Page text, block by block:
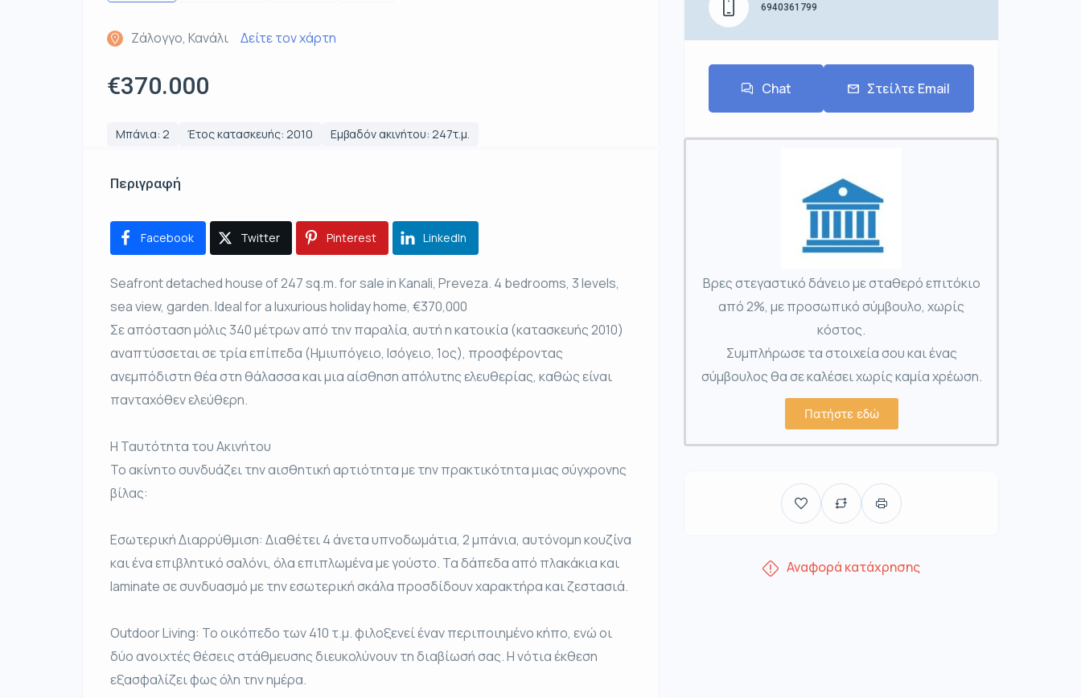
Ζάλογγο, Κανάλι Δείτε τον χάρτη
€370.000
Μπάνια: 2 Έτος κατασκευής: 2010 Εμβαδόν ακινήτου: 247τ.μ.
Περιγραφή
Facebook Twitter Pinterest LinkedIn
Seafront detached house of 247 sq.m. for sale in Kanali, Preveza. 4 bedrooms, 3 levels,
sea view, garden. Ideal for a luxurious holiday home, €370,000
Σε απόσταση μόλις 340 μέτρων από την παραλία, αυτή η κατοικία (κατασκευής 2010)
αναπτύσσεται σε τρία επίπεδα (Ημιυπόγειο, Ισόγειο, 1ος), προσφέροντας
ανεμπόδιστη θέα στη θάλασσα και μια αίσθηση απόλυτης ελευθερίας, καθώς είναι
πανταχόθεν ελεύθερη.
Η Ταυτότητα του Ακινήτου
Το ακίνητο συνδυάζει την αισθητική αρτιότητα με την πρακτικότητα μιας σύγχρονης
βίλας:
Εσωτερική Διαρρύθμιση: Διαθέτει 4 άνετα υπνοδωμάτια, 2 μπάνια, αυτόνομη κουζίνα
και ένα επιβλητικό σαλόνι, όλα επιπλωμένα με γούστο. Τα δάπεδα από πλακάκια και
laminate σε συνδυασμό με την εσωτερική σκάλα προσδίδουν χαρακτήρα και ζεστασιά.
Outdoor Living: Το οικόπεδο των 410 τ.μ. φιλοξενεί έναν περιποιημένο κήπο, ενώ οι
δύο ανοιχτές θέσεις στάθμευσης διευκολύνουν τη διαβίωσή σας. Η νότια έκθεση
εξασφαλίζει φως όλη την ημέρα.
6940361799
Chat Στείλτε Email
Βρες στεγαστικό δάνειο με σταθερό επιτόκιο
από 2%, με προσωπικό σύμβουλο, χωρίς
κόστος.
Συμπλήρωσε τα στοιχεία σου και ένας
σύμβουλος θα σε καλέσει χωρίς καμία χρέωση.
Πατήστε εδώ
Αναφορά κατάχρησης